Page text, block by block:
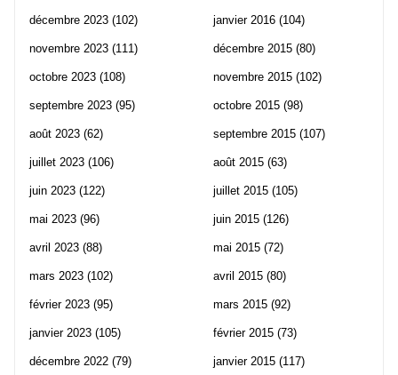
décembre 2023 (102)
novembre 2023 (111)
octobre 2023 (108)
septembre 2023 (95)
août 2023 (62)
juillet 2023 (106)
juin 2023 (122)
mai 2023 (96)
avril 2023 (88)
mars 2023 (102)
février 2023 (95)
janvier 2023 (105)
décembre 2022 (79)
janvier 2016 (104)
décembre 2015 (80)
novembre 2015 (102)
octobre 2015 (98)
septembre 2015 (107)
août 2015 (63)
juillet 2015 (105)
juin 2015 (126)
mai 2015 (72)
avril 2015 (80)
mars 2015 (92)
février 2015 (73)
janvier 2015 (117)